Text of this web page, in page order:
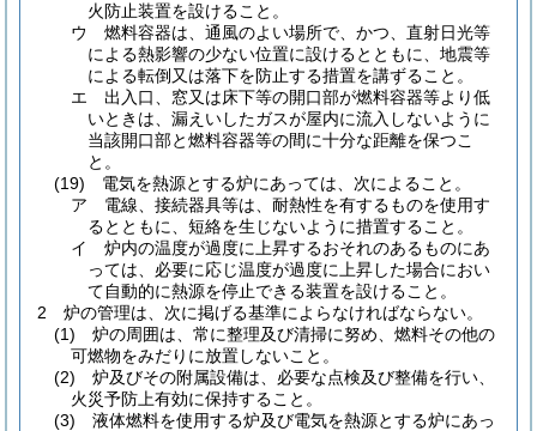
火防止装置を設けること。
ウ
燃料容器は、通風のよい場所で、かつ、直射日光等
による熱影響の少ない位置に設けるとともに、地震等
による転倒又は落下を防止する措置を講ずること。
エ
出入口、窓又は床下等の開口部が燃料容器等より低
いときは、漏えいしたガスが屋内に流入しないように
当該開口部と燃料容器等の間に十分な距離を保つこ
と。
(19)
電気を熱源とする炉にあっては、次によること。
ア
電線、接続器具等は、耐熱性を有するものを使用す
るとともに、短絡を生じないように措置すること。
イ
炉内の温度が過度に上昇するおそれのあるものにあ
っては、必要に応じ温度が過度に上昇した場合におい
て自動的に熱源を停止できる装置を設けること。
2
炉の管理は、次に掲げる基準によらなければならない。
(1)
炉の周囲は、常に整理及び清掃に努め、燃料その他の
可燃物をみだりに放置しないこと。
(2)
炉及びその附属設備は、必要な点検及び整備を行い、
火災予防上有効に保持すること。
(3)
液体燃料を使用する炉及び電気を熱源とする炉にあっ